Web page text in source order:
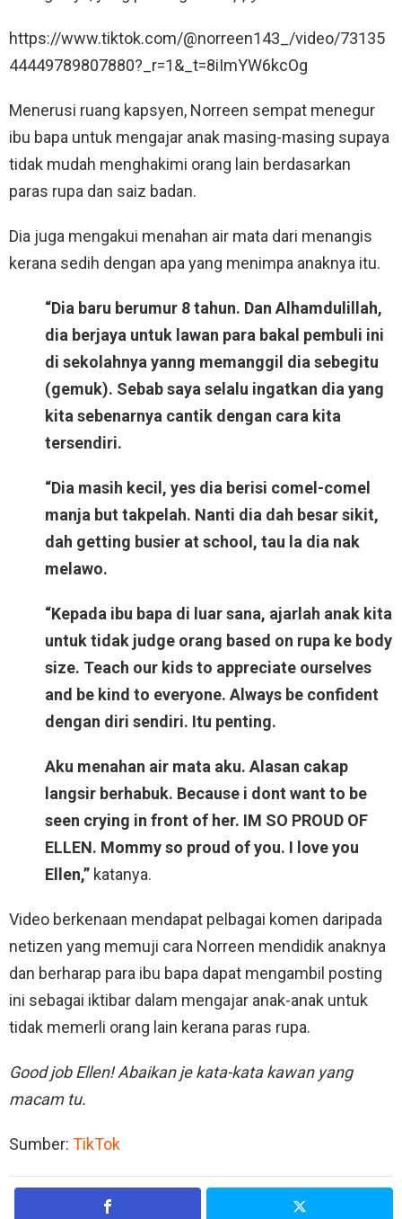
https://www.tiktok.com/@norreen143_/video/73135
44449789807880?_r=1&_t=8iImYW6kcOg
Menerusi ruang kapsyen, Norreen sempat menegur
ibu bapa untuk mengajar anak masing-masing supaya
tidak mudah menghakimi orang lain berdasarkan
paras rupa dan saiz badan.
Dia juga mengakui menahan air mata dari menangis
kerana sedih dengan apa yang menimpa anaknya itu.
“Dia baru berumur 8 tahun. Dan Alhamdulillah,
dia berjaya untuk lawan para bakal pembuli ini
di sekolahnya yanng memanggil dia sebegitu
(gemuk). Sebab saya selalu ingatkan dia yang
kita sebenarnya cantik dengan cara kita
tersendiri.
“Dia masih kecil, yes dia berisi comel-comel
manja but takpelah. Nanti dia dah besar sikit,
dah getting busier at school, tau la dia nak
melawo.
“Kepada ibu bapa di luar sana, ajarlah anak kita
untuk tidak judge orang based on rupa ke body
size. Teach our kids to appreciate ourselves
and be kind to everyone. Always be confident
dengan diri sendiri. Itu penting.
Aku menahan air mata aku. Alasan cakap
langsir berhabuk. Because i dont want to be
seen crying in front of her. IM SO PROUD OF
ELLEN. Mommy so proud of you. I love you
Ellen,” katanya.
Video berkenaan mendapat pelbagai komen daripada
netizen yang memuji cara Norreen mendidik anaknya
dan berharap para ibu bapa dapat mengambil posting
ini sebagai iktibar dalam mengajar anak-anak untuk
tidak memerli orang lain kerana paras rupa.
Good job Ellen! Abaikan je kata-kata kawan yang
macam tu.
Sumber: TikTok